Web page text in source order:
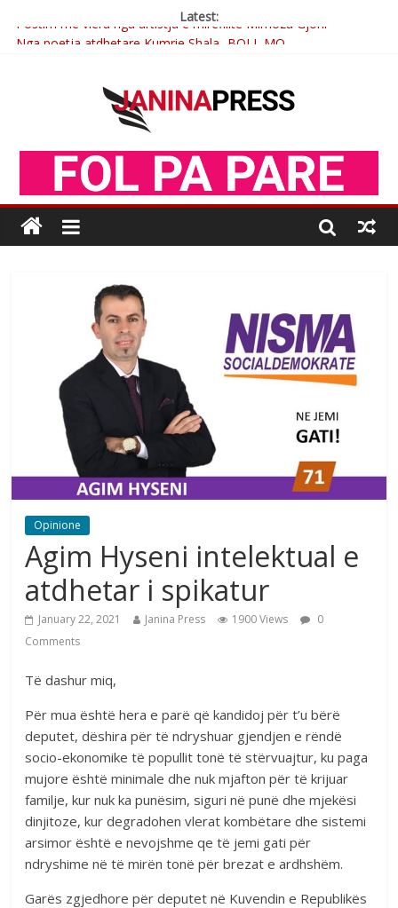
Latest:
Nga poetja atdhetare Kumrie Shala -BOLL MO
Çlirimtari Mentor Mushkolaj nderohet me mirenjohje nga
Xhevdet Qeriqi Dega e invalidëve në Fushë Kosovë
Postim me vlera nga artistja e mirëfilltë Mimoza Gjoni
Opinione
Agim Hyseni intelektual e
atdhetar i spikatur
January 22, 2021 Janina Press 1900 Views
0
Comments
Të dashur miq,
Për mua është hera e parë që kandidoj për t’u bërë
deputet, dëshira për të ndryshuar gjendjen e rëndë
socio-ekonomike të popullit tonë të stërvuajtur, ku paga
mujore është minimale dhe nuk mjafton për të krijuar
familje, kur nuk ka punësim, siguri në punë dhe mjekësi
dinjitoze, kur degradohen vlerat kombëtare dhe sistemi
arsimor është e nevojshme qe të jemi gati për
ndryshime në të mirën tonë për brezat e ardhshëm.
Garës zgjedhore për deputet në Kuvendin e Republikës